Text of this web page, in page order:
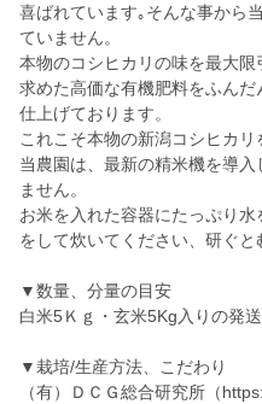
喜ばれています｡そんな事から
ていません。
本物のコシヒカリの味を最大
求めた高価な有機肥料をふん
仕上げております。
これこそ本物の新潟コシヒカリ
当農園は、最新の精米機を導
ません。
お米を入れた容器にたっぷり
をして炊いてください、研ぐと
▼数量、分量の目安
白米5Ｋｇ・玄米5Kg入りの発送
▼栽培/生産方法、こだわり
（有）ＤＣＧ総合研究所（